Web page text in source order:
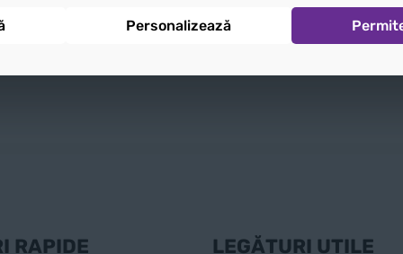
RAPIDE LEGĂTURI UTILE
Personalizează
Personalizează